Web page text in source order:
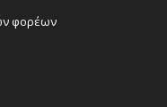
φορέων